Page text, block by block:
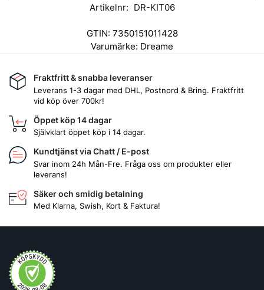
Artikelnr: DR-KIT06
GTIN: 7350151011428
Varumärke: Dreame
Fraktfritt & snabba leveranser
Leverans 1-3 dagar med DHL, Postnord & Bring. Fraktfritt
vid köp över 700kr!
Öppet köp 14 dagar
Självklart öppet köp i 14 dagar.
Kundtjänst via Chatt / E-post
Svar inom 24h Mån-Fre. Fråga oss om produkter eller
leverans!
Säker och smidig betalning
Med Klarna, Swish, Kort & Faktura!